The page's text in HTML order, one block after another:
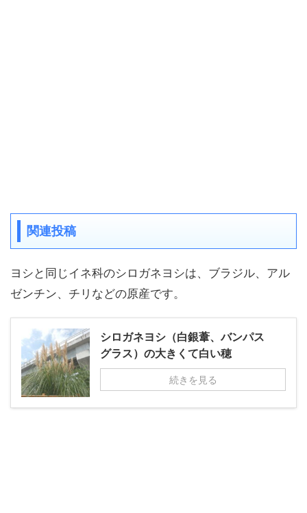
関連投稿
ヨシと同じイネ科のシロガネヨシは、ブラジル、アル
ゼンチン、チリなどの原産です。
シロガネヨシ（白銀葦、バンパス
グラス）の大きくて白い穂
続きを見る